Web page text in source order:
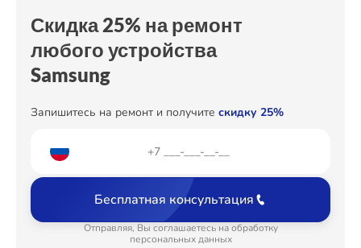
Устранение утечки хладагента
Скидка 25% на ремонт
любого устройства
Samsung
Запишитесь на ремонт и получите скидку 25%
Бесплатная консультация
Отправляя, Вы соглашаетесь на обработку
персональных данных